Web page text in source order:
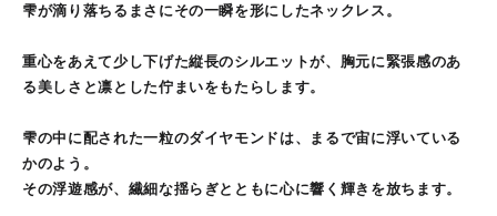
雫が滴り落ちるまさにその一瞬を形にしたネックレス。
重心をあえて少し下げた縦長のシルエットが、胸元に緊張感のあ
る美しさと凛とした佇まいをもたらします。
雫の中に配された一粒のダイヤモンドは、まるで宙に浮いている
かのよう。
その浮遊感が、繊細な揺らぎとともに心に響く輝きを放ちます。